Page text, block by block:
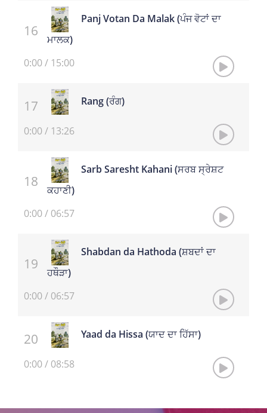
Panj Votan Da Malak (ਪੰਜ ਵੋਟਾਂ ਦਾ
ਮਾਲਕ)
0:00/ 15:00
Rang (ਰੰਗ)
0:00/ 13:26
Sarb Saresht Kahani (ਸਰਬ ਸ੍ਰੇਸ਼ਟ
ਕਹਾਣੀ)
0:00/ 06:57
Shabdan da Hathoda (ਸ਼ਬਦਾਂ ਦਾ
ਹਥੌੜਾ)
0:00/ 06:57
Yaad da Hissa (ਯਾਦ ਦਾ ਹਿੱਸਾ)
0:00/ 08:58